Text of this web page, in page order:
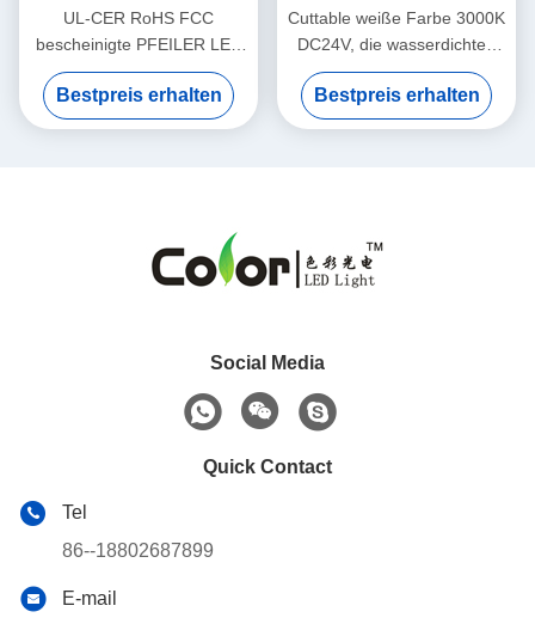
UL-CER RoHS FCC
bescheinigte PFEILER LED
linearen Streifen
Bestpreis erhalten
Cuttable weiße Farbe 3000K
DC24V, die wasserdichten
PFEILER LED IP65 IP67
IP68 Streifen ausstrahlt
Bestpreis erhalten
Social Media
Quick Contact
Tel
86--18802687899
E-mail